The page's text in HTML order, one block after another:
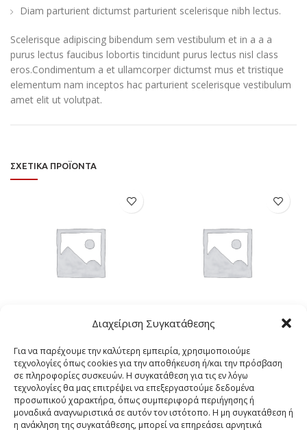
Διαχείριση Συγκατάθεσης
Για να παρέχουμε την καλύτερη εμπειρία, χρησιμοποιούμε
τεχνολογίες όπως cookies για την αποθήκευση ή/και την πρόσβαση
σε πληροφορίες συσκευών. Η συγκατάθεση για τις εν λόγω
τεχνολογίες θα μας επιτρέψει να επεξεργαστούμε δεδομένα
προσωπικού χαρακτήρα, όπως συμπεριφορά περιήγησης ή
μοναδικά αναγνωριστικά σε αυτόν τον ιστότοπο. Η μη συγκατάθεση ή
η ανάκληση της συγκατάθεσης, μπορεί να επηρεάσει αρνητικά
Diam parturient dictumst parturient scelerisque nibh lectus.
Scelerisque adipiscing bibendum sem vestibulum et in a a a
purus lectus faucibus lobortis tincidunt purus lectus nisl class
eros.Condimentum a et ullamcorper dictumst mus et tristique
elementum nam inceptos hac parturient scelerisque vestibulum
amet elit ut volutpat.
ΣΧΕΤΙΚΆ ΠΡΟΪΌΝΤΑ
ΣΤΡΩΣΗΣ Μ-610 2 ΣΕ 1
Ο λευκός σοβάς μιας στρώσης
Μ610 «2 ΣΕ 1» συντομεύει τη
διαδικασία σοβατίσματος
από «2 χέρια σε 1» Προσφέρει
γέμισμα και φινίρισμα μαζί.
Έτοιμος σοβάς μονής στρώσης
ΙΔΙΟΤΗΤΕΣ - ΠΕΔΙΑ
ΕΦΑΡΜΟΓΗΣ Έτοιμος σοβάς
μονής στρώσης. Εφαρμόζεται
σε πάχος έως 3 cm ανά
στρώση. Η χρήση του